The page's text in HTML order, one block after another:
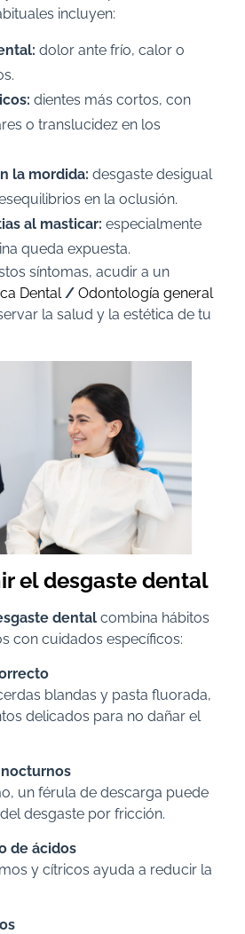
incluyen:
dolor ante frío, calor o
dientes más cortos, con
o translucidez en los
la mordida: desgaste desigual
en la oclusión.
al masticar: especialmente
queda expuesta.
síntomas, acudir a un
Dental / Odontología general
la salud y la estética de tu
el desgaste dental
dental combina hábitos
con cuidados específicos:
blandas y pasta fluorada,
delicados para no dañar el
un férula de descarga puede
desgaste por fricción.
de ácidos
y cítricos ayuda a reducir la